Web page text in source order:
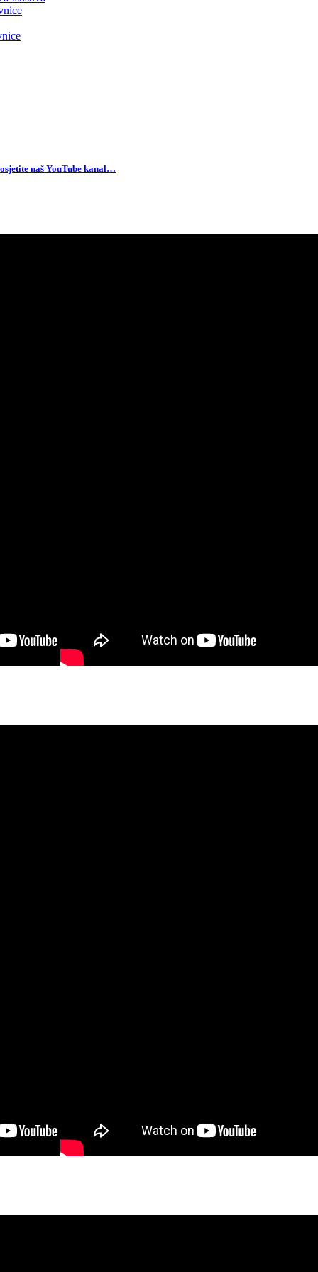
naš YouTube kanal…